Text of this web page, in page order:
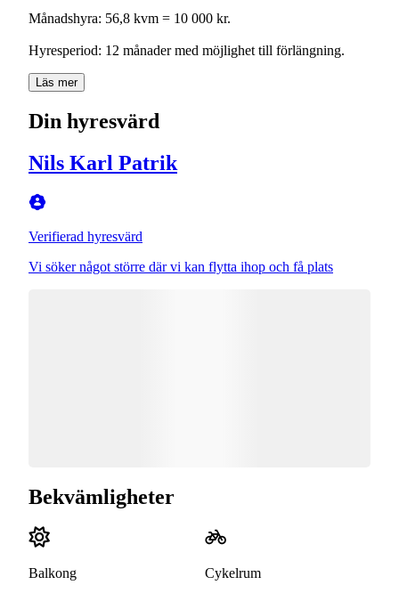
Månadshyra: 56,8 kvm = 10 000 kr.
Hyresperiod: 12 månader med möjlighet till förlängning.
Läs mer
Din hyresvärd
Nils Karl Patrik
Verifierad hyresvärd
Vi söker något större där vi kan flytta ihop och få plats
Bekvämligheter
Balkong Cykelrum